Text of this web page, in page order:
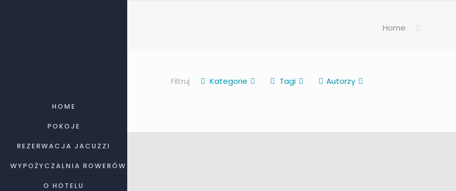
HOME
POKOJE
REZERWACJA JACUZZI
WYPOŻYCZALNIA ROWERÓW
O HOTELU
Home
Filtruj Kategorie Tagi Autorzy